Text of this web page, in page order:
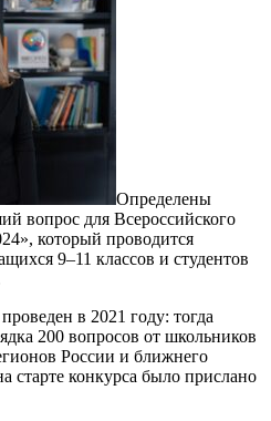
Определены
вопрос для Всероссийского
который проводится
9–11 классов и студентов
в 2021 году: тогда
200 вопросов от школьников
России и ближнего
старте конкурса было прислано